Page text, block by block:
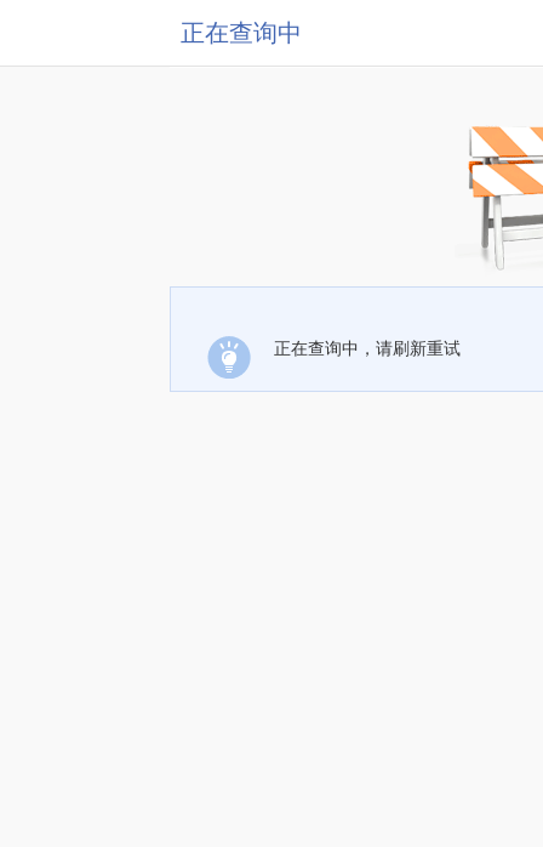
正在查询中
正在查询中，请刷新重试